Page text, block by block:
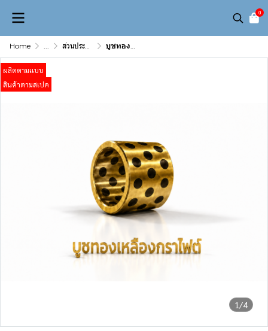
0
Home ... ส่วนประกอบเเม่พิมพ์ (Mold & Die Component) บูชทองเหลืองฝังเม็ดกราไฟต์ ขนาด 13 มม
1/4
ผลิตตามเเบบ
สินค้าตามสเปค